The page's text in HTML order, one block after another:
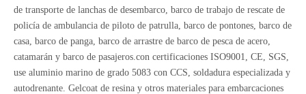
de transporte de lanchas de desembarco, barco de trabajo de rescate de
policía de ambulancia de piloto de patrulla, barco de pontones, barco de
casa, barco de panga, barco de arrastre de barco de pesca de acero,
catamarán y barco de pasajeros.con certificaciones ISO9001, CE, SGS,
use aluminio marino de grado 5083 con CCS, soldadura especializada y
autodrenante. Gelcoat de resina y otros materiales para embarcaciones